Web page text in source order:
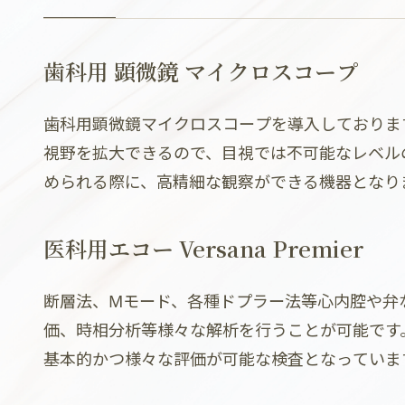
歯科用 顕微鏡 マイクロスコープ
歯科用顕微鏡マイクロスコープを導入しており
視野を拡大できるので、目視では不可能なレベ
められる際に、高精細な観察ができる機器となり
医科用エコー Versana Premier
断層法、Mモード、各種ドプラー法等心内腔や
価、時相分析等様々な解析を行うことが可能で
基本的かつ様々な評価が可能な検査となっていま